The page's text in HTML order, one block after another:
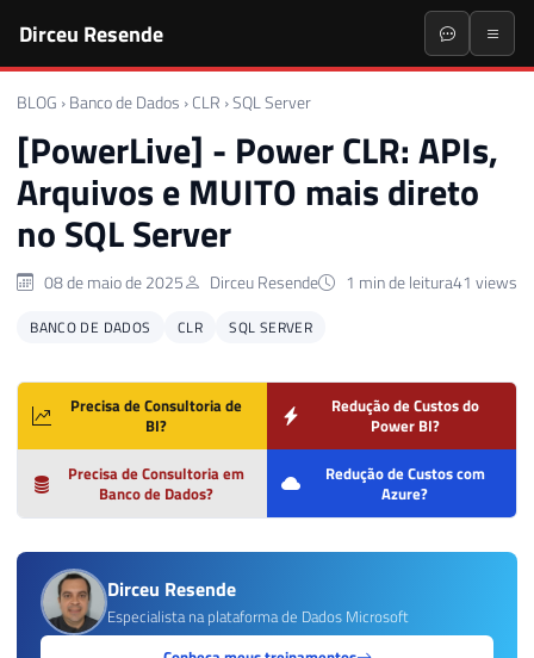
Dirceu Resende
BLOG › Banco de Dados › CLR ›SQL Server
[PowerLive] - Power CLR: APIs,
Arquivos e MUITO mais direto
no SQL Server
08 de maio de 2025 Dirceu Resende 1 min de leitura41 views
BANCO DE DADOS CLR SQL SERVER
Precisa de Consultoria de
BI?
Redução de Custos do
Power BI?
Precisa de Consultoria em
Banco de Dados?
Redução de Custos com
Azure?
Dirceu Resende
Especialista na plataforma de Dados Microsoft